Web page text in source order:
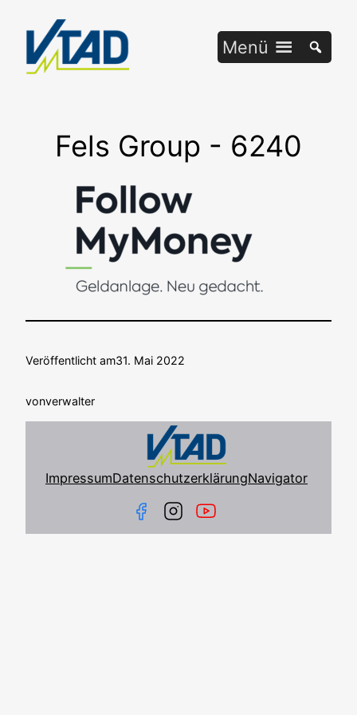
springen
Menü
Fels Group - 6240
Veröffentlicht am31. Mai 2022
vonverwalter
ImpressumDatenschutzerklärungNavigator